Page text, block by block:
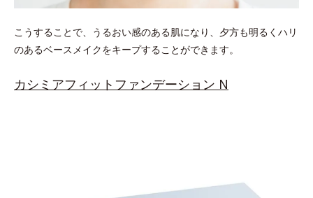
こうすることで、うるおい感のある肌になり、夕方も明るくハリ
のあるベースメイクをキープすることができます。
カシミアフィットファンデーション N